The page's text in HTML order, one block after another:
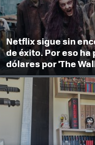
Netflix sigue sin
de éxito. Por eso
dólares por 'The